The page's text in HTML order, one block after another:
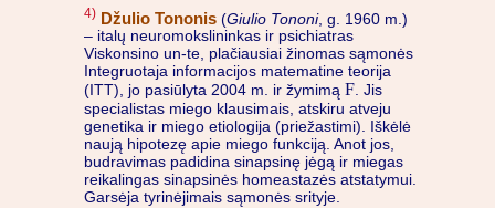
4) Džulio Tononis (Giulio Tononi, g. 1960 m.)
– italų neuromokslininkas ir psichiatras
Viskonsino un-te, plačiausiai žinomas sąmonės
Integruotaja informacijos matematine teorija
(ITT), jo pasiūlyta 2004 m. ir žymimą F. Jis
specialistas miego klausimais, atskiru atveju
genetika ir miego etiologija (priežastimi). Iškėlė
naują hipotezę apie miego funkciją. Anot jos,
budravimas padidina sinapsinę jėgą ir miegas
reikalingas sinapsinės homeastazės atstatymui.
Garsėja tyrinėjimais sąmonės srityje.